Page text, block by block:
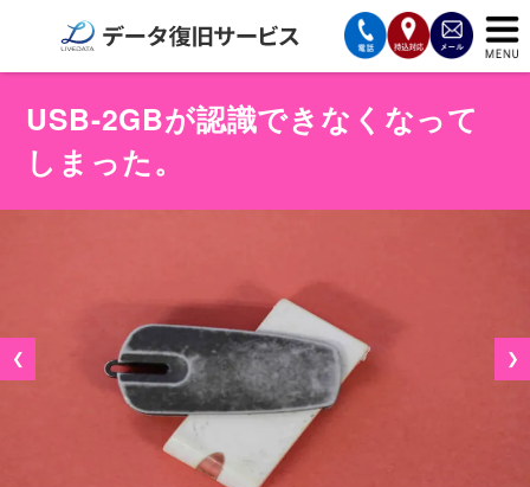
復旧費用と納期
サービスの流れ
データ復旧事例
お客様の声
USB-2GBが認識できなくなって
しまった。
❮ ❯